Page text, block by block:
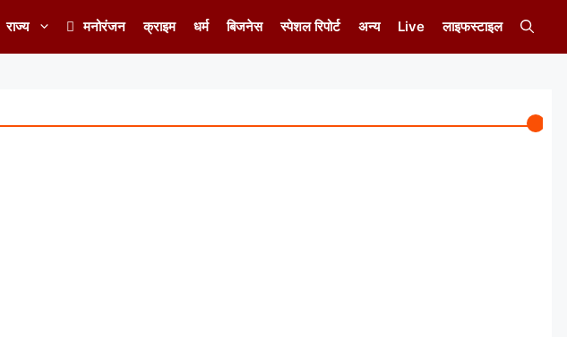
राज्य मनोरंजन क्राइम धर्म बिजनेस स्पेशल रिपोर्ट अन्य Live लाइफस्टाइल